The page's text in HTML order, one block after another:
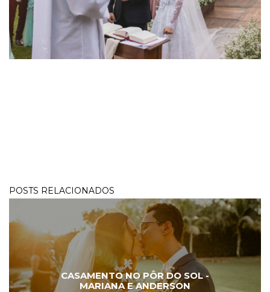
POSTS RELACIONADOS
CASAMENTO NO PÔR DO SOL -
MARIANA E ANDERSON